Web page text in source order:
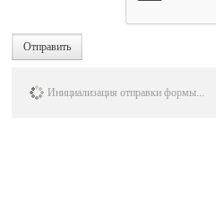
Отправить
Инициализация отправки формы...